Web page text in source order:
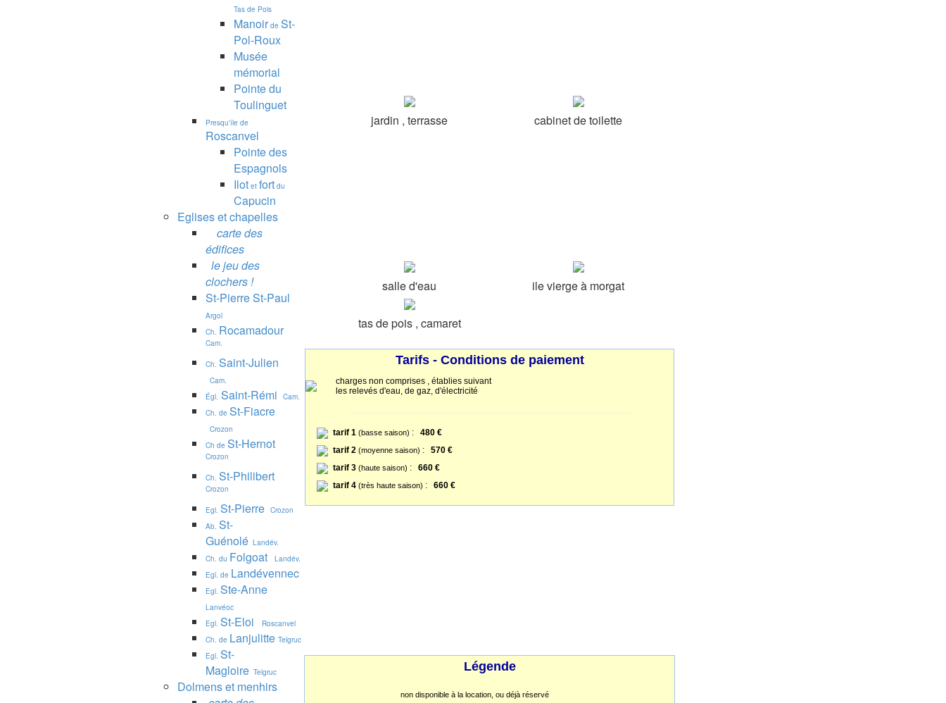
Tas de Pois
Manoir de St-
Pol-Roux
Musée
mémorial
Pointe du
Toulinguet
Presqu'île de
Roscanvel
Pointe des
Espagnols
Ilot et fort du
Capucin
Eglises et chapelles
carte des
édifices
le jeu des
clochers !
St-Pierre St-Paul
Argol
Ch. Rocamadour
Cam.
Ch. Saint-Julien
Cam.
Égl. Saint-Rémi
Cam.
Ch. de St-Fiacre
Crozon
Ch de St-Hernot
Crozon
Ch. St-Philibert
Crozon
Egl. St-Pierre Crozon
Ab. St-
Guénolé Landév.
Ch. du Folgoat
Landév.
Egl. de Landévennec
Egl. Ste-Anne
Lanvéoc
Egl. St-Eloi
Roscanvel
Ch. de Lanjulitte Telgruc
Egl. St-
Magloire Telgruc
Dolmens et menhirs
jardin , terrasse cabinet de toilette
salle d'eau ile vierge à morgat
tas de pois , camaret
Tarifs - Conditions de paiement
charges non comprises , établies suivant
les relevés d'eau, de gaz, d'électricité
tarif 1 (basse saison) : 480 €
tarif 2 (moyenne saison) : 570 €
tarif 3 (haute saison) : 660 €
tarif 4 (très haute saison) : 660 €
Légende
non disponible à la location, ou déjà réservé